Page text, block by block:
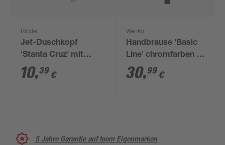
Ridder
Jet-Duschkopf
'Stanta Cruz' mit
Schalter weiß Ø 32
mm
10,39 €
Wenko
Handbrause 'Basic
Line' chromfarben Ø
15 cm, 3 Strahlarten
30,99 €
5 Jahre Garantie auf toom Eigenmarken